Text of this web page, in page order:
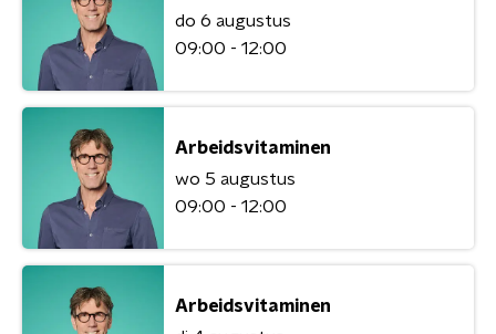
do 6 augustus
09:00 - 12:00
Arbeidsvitaminen
wo 5 augustus
09:00 - 12:00
Arbeidsvitaminen